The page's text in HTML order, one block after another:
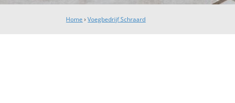
Home ›Voegbedrijf Schraard